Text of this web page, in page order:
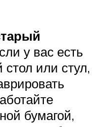
у вас есть
или стул,
бумагой,